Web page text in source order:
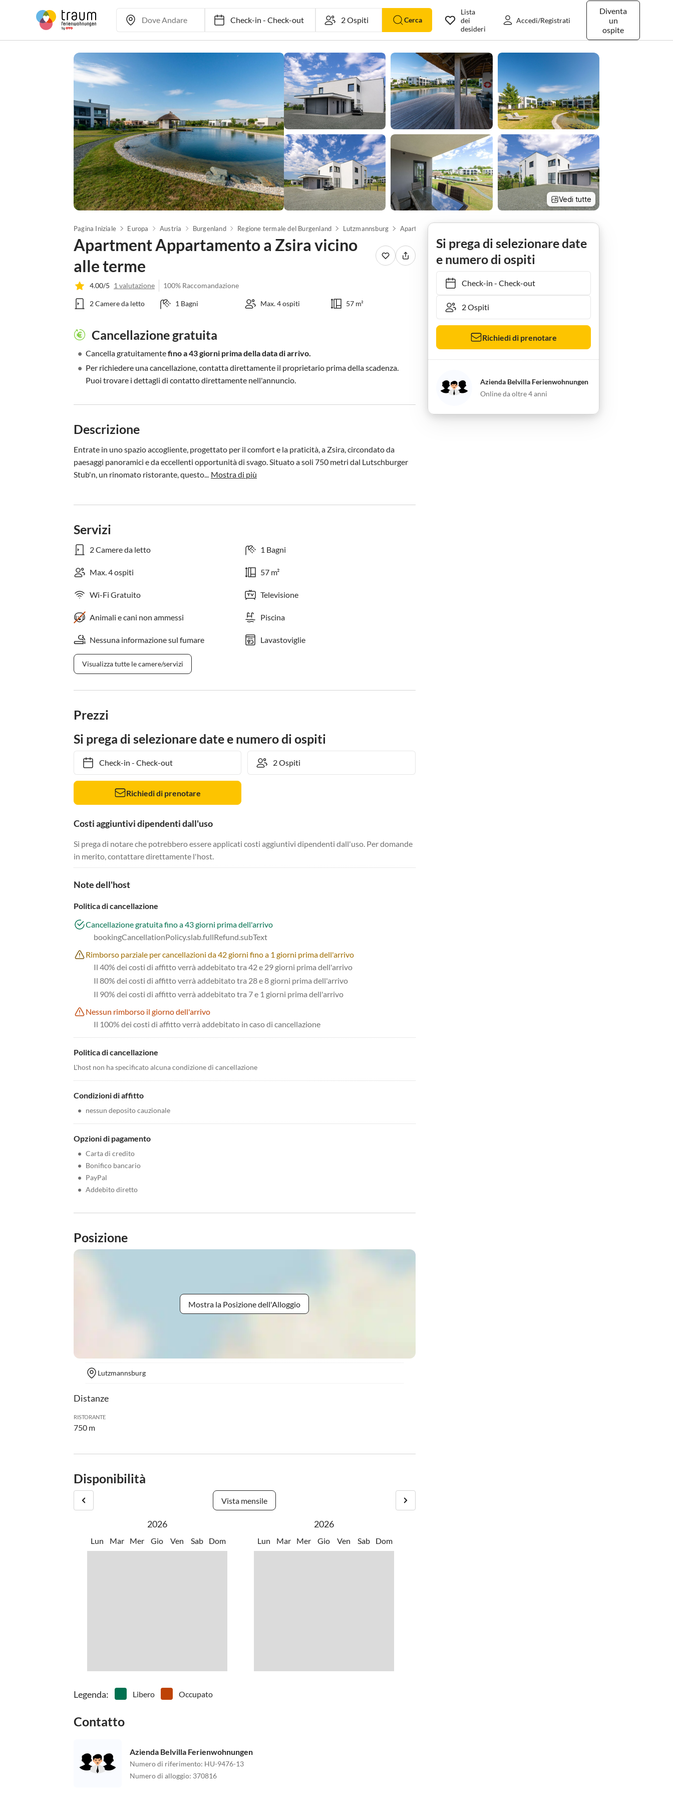
Check-in- Check-out Cerca
Diventa
un
ospite
Lista
dei
desideri
Accedi/Registrati
Vedi tutte
Pagina Iniziale Europa Austria Burgenland Regione termale del Burgenland Lutzmannsburg
Apartment Appartamento a Zsira vicino
alle terme
4.00/5 1 valutazione 100% Raccomandazione
2 Camere da letto 1 Bagni Max. 4 ospiti 57 m²
Cancellazione gratuita
• Cancella gratuitamentefino a 43 giorni prima della data di arrivo.
• Per richiedere una cancellazione, contatta direttamente il proprietario prima della scadenza.
Puoi trovare i dettagli di contatto direttamente nell'annuncio.
Descrizione
Entrate in uno spazio accogliente, progettato per il comfort e la praticità, a Zsira, circondato da
paesaggi panoramici e da eccellenti opportunità di svago. Situato a soli 750 metri dal Lutschburger
Stub'n, un rinomato ristorante, questo... Mostra di più
Servizi
2 Camere da letto 1 Bagni
Max. 4 ospiti 57 m²
Wi-Fi Gratuito Televisione
Animali e cani non ammessi Piscina
Nessuna informazione sul fumare Lavastoviglie
Visualizza tutte le camere/servizi
Prezzi
Si prega di selezionare date e numero di ospiti
Check-in- Check-out
Richiedi di prenotare
Costi aggiuntivi dipendenti dall'uso
Si prega di notare che potrebbero essere applicati costi aggiuntivi dipendenti dall'uso. Per domande
in merito, contattare direttamente l'host.
Note dell'host
Politica di cancellazione
Cancellazione gratuita fino a 43 giorni prima dell'arrivo
bookingCancellationPolicy.slab.fullRefund.subText
Rimborso parziale per cancellazioni da 42 giorni fino a 1 giorni prima dell'arrivo
Il 40% dei costi di affitto verrà addebitato tra 42 e 29 giorni prima dell'arrivo
Il 80% dei costi di affitto verrà addebitato tra 28 e 8 giorni prima dell'arrivo
Il 90% dei costi di affitto verrà addebitato tra 7 e 1 giorni prima dell'arrivo
Nessun rimborso il giorno dell'arrivo
Il 100% dei costi di affitto verrà addebitato in caso di cancellazione
Politica di cancellazione
L'host non ha specificato alcuna condizione di cancellazione
Condizioni di affitto
• nessun deposito cauzionale
Opzioni di pagamento
• Carta di credito
• Bonifico bancario
• PayPal
• Addebito diretto
Posizione
Mostra la Posizione dell'Alloggio
Lutzmannsburg
Distanze
RISTORANTE
750 m
Disponibilità
Vista mensile
2026
Lun Mar Mer Gio Ven Sab Dom
2026
Lun Mar Mer Gio Ven Sab Dom
Legenda: Libero Occupato
Contatto
Azienda Belvilla Ferienwohnungen
Numero di riferimento: HU-9476-13
Numero di alloggio: 370816
Si prega di selezionare date
e numero di ospiti
Check-in- Check-out
Richiedi di prenotare
Azienda Belvilla Ferienwohnungen
Online da oltre 4 anni